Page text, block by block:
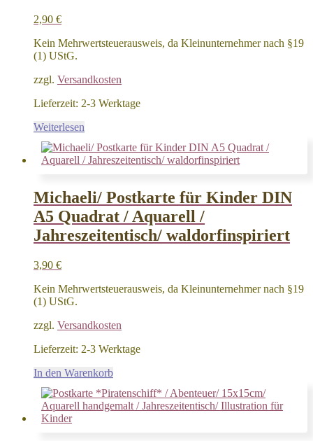
2,90 €
Kein Mehrwertsteuerausweis, da Kleinunternehmer nach §19
(1) UStG.
zzgl. Versandkosten
Lieferzeit: 2-3 Werktage
Weiterlesen
Michaeli/ Postkarte für Kinder DIN
A5 Quadrat / Aquarell /
Jahreszeitentisch/ waldorfinspiriert
3,90 €
Kein Mehrwertsteuerausweis, da Kleinunternehmer nach §19
(1) UStG.
zzgl. Versandkosten
Lieferzeit: 2-3 Werktage
In den Warenkorb